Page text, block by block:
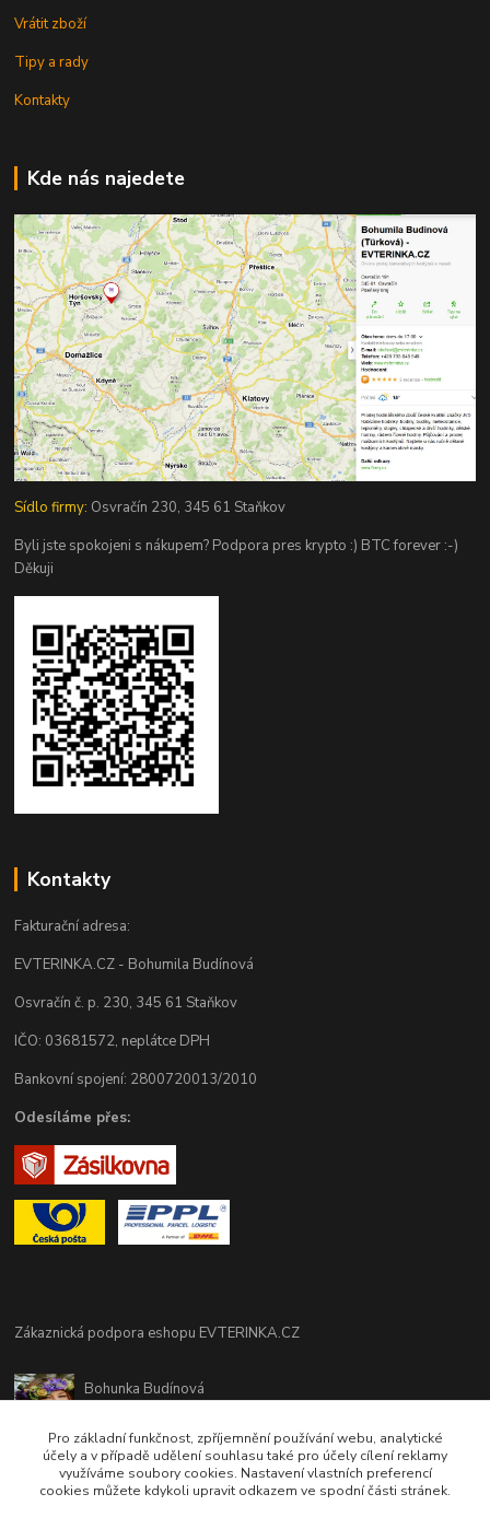
Vrátit zboží
Tipy a rady
Kontakty
Kde nás najedete
Sídlo firmy: Osvračín 230, 345 61 Staňkov
Byli jste spokojeni s nákupem? Podpora pres krypto :) BTC forever :-)
Děkuji
Kontakty
Fakturační adresa:
EVTERINKA.CZ - Bohumila Budínová
Osvračín č. p. 230, 345 61 Staňkov
IČO: 03681572, neplátce DPH
Bankovní spojení: 2800720013/2010
Odesíláme přes:
Zákaznická podpora eshopu EVTERINKA.CZ
Bohunka Budínová
(Po-Pá - 9:00-17:00hod, So 8:00-12:00hod)
obchod@evterinka.cz
Pro základní funkčnost, zpříjemnění používání webu, analytické
účely a v případě udělení souhlasu také pro účely cílení reklamy
využíváme soubory cookies. Nastavení vlastních preferencí
cookies můžete kdykoli upravit odkazem ve spodní části stránek.